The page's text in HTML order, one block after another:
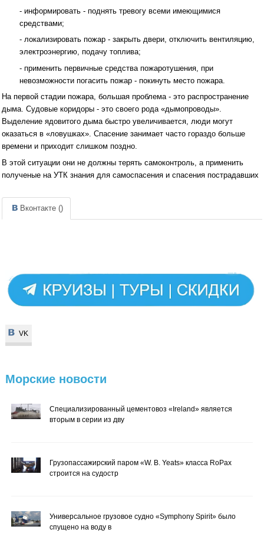
- информировать - поднять тревогу всеми имеющимися
средствами;
- локализировать пожар - закрыть двери, отключить вентиляцию,
электроэнергию, подачу топлива;
- применить первичные средства пожаротушения, при
невозможности погасить пожар - покинуть место пожара.
На первой стадии пожара, большая проблема - это распространение
дыма. Судовые коридоры - это своего рода «дымопроводы».
Выделение ядовитого дыма быстро увеличивается, люди могут
оказаться в «ловушках». Спасение занимает часто гораздо больше
времени и приходит слишком поздно.
В этой ситуации они не должны терять самоконтроль, а применить
полученые на УТК знания для самоспасения и спасения пострадавших
Вконтакте ()
VK
VK
Морские новости
Специализированный цементовоз «Ireland» является
вторым в серии из дву
Грузопассажирский паром «W. B. Yeats» класса RoPax
строится на судостр
Универсальное грузовое судно «Symphony Spirit» было
спущено на воду в